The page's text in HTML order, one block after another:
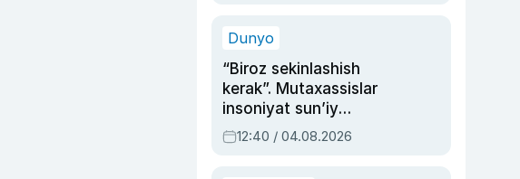
Dunyo
“Biroz sekinlashish
kerak”. Mutaxassislar
insoniyat sun’iy
intellektni boshqara
olmay qolishidan xavotir
12:40 / 04.08.2026